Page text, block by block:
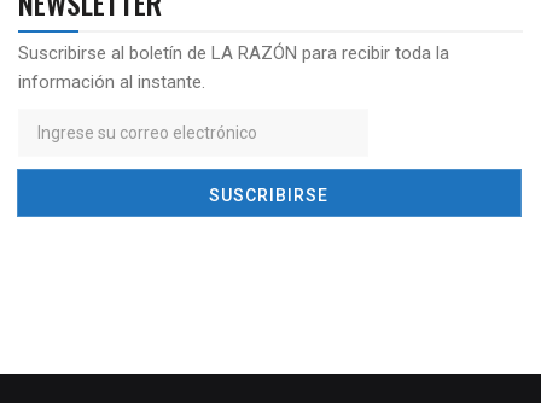
Suscribirse al boletín de LA RAZÓN para recibir toda la
información al instante.